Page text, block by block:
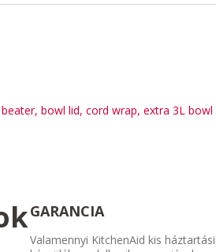
bowl lid, cord wrap, extra 3L bowl
GARANCIA
Valamennyi KitchenAid kis háztartási